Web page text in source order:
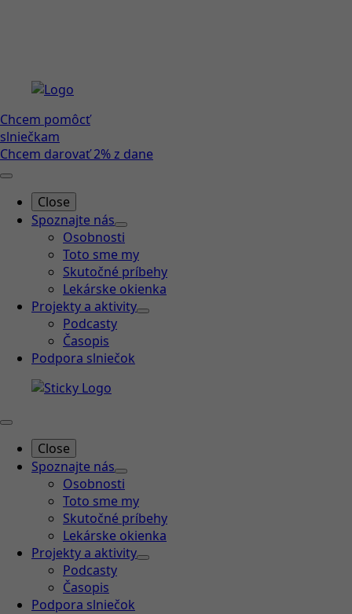
Chcem pomôcť
slniečkam
Chcem darovať 2% z dane
Close
Spoznajte nás
Osobnosti
Toto sme my
Skutočné príbehy
Lekárske okienka
Projekty a aktivity
Podcasty
Časopis
Podpora slniečok
Close
Spoznajte nás
Osobnosti
Toto sme my
Skutočné príbehy
Lekárske okienka
Projekty a aktivity
Podcasty
Časopis
Podpora slniečok